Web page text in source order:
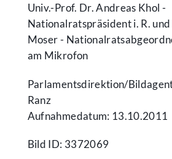
Univ.-Prof. Dr. Andreas Khol -
Nationalratspräsident i. R.
Moser -
am Mikrofon
Parlamentsdirektion/​
Ranz
Aufnahmedatum: 13.10.2011
Bild ID: 3372069